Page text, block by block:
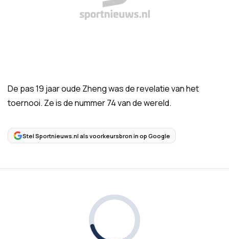
De pas 19 jaar oude Zheng was de revelatie van het
toernooi. Ze is de nummer 74 van de wereld.
Stel Sportnieuws.nl als voorkeursbron in op Google